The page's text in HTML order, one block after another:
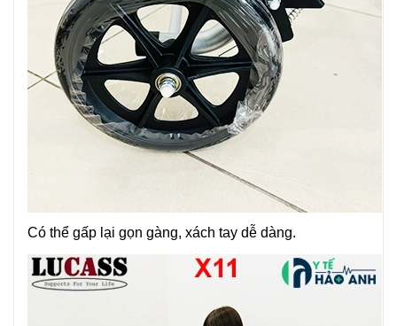
Có thể gấp lại gọn gàng, xách tay dễ dàng.